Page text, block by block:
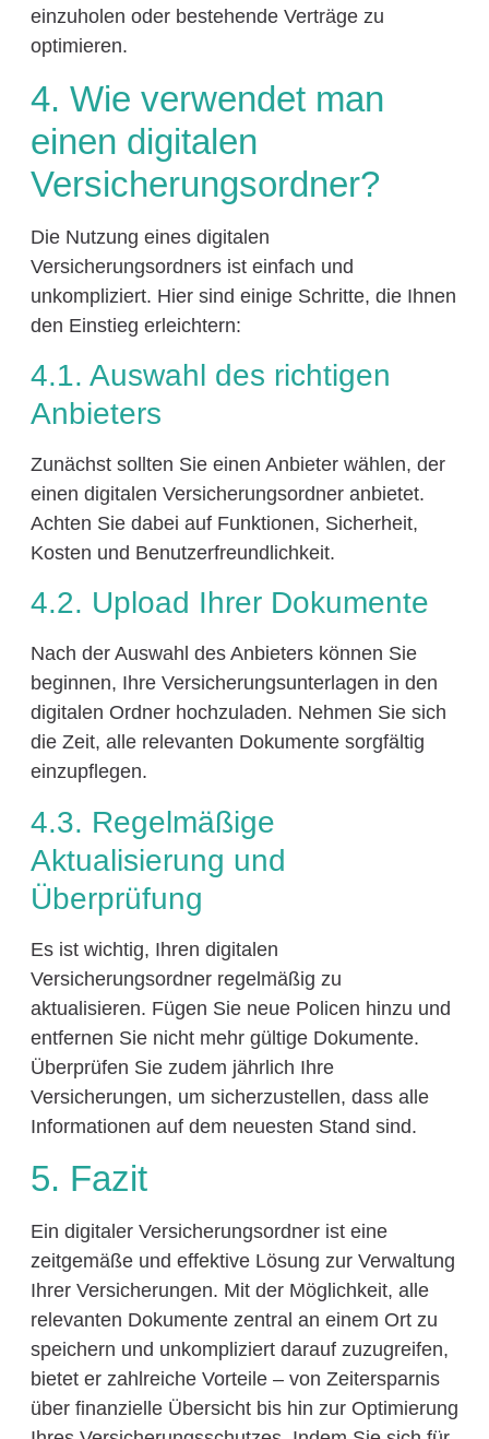
einzuholen oder bestehende Verträge zu
optimieren.
4. Wie verwendet man
einen digitalen
Versicherungsordner?
Die Nutzung eines digitalen
Versicherungsordners ist einfach und
unkompliziert. Hier sind einige Schritte, die Ihnen
den Einstieg erleichtern:
4.1. Auswahl des richtigen
Anbieters
Zunächst sollten Sie einen Anbieter wählen, der
einen digitalen Versicherungsordner anbietet.
Achten Sie dabei auf Funktionen, Sicherheit,
Kosten und Benutzerfreundlichkeit.
4.2. Upload Ihrer Dokumente
Nach der Auswahl des Anbieters können Sie
beginnen, Ihre Versicherungsunterlagen in den
digitalen Ordner hochzuladen. Nehmen Sie sich
die Zeit, alle relevanten Dokumente sorgfältig
einzupflegen.
4.3. Regelmäßige
Aktualisierung und
Überprüfung
Es ist wichtig, Ihren digitalen
Versicherungsordner regelmäßig zu
aktualisieren. Fügen Sie neue Policen hinzu und
entfernen Sie nicht mehr gültige Dokumente.
Überprüfen Sie zudem jährlich Ihre
Versicherungen, um sicherzustellen, dass alle
Informationen auf dem neuesten Stand sind.
5. Fazit
Ein digitaler Versicherungsordner ist eine
zeitgemäße und effektive Lösung zur Verwaltung
Ihrer Versicherungen. Mit der Möglichkeit, alle
relevanten Dokumente zentral an einem Ort zu
speichern und unkompliziert darauf zuzugreifen,
bietet er zahlreiche Vorteile – von Zeitersparnis
über finanzielle Übersicht bis hin zur Optimierung